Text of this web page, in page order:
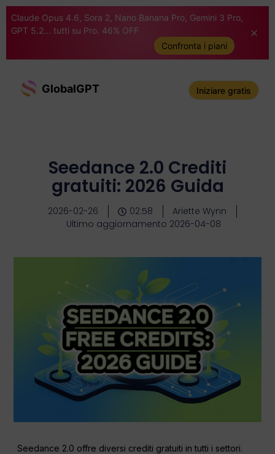
Claude Opus 4.6, Sora 2, Nano Banana Pro, Gemini 3 Pro,
GPT 5.2... tutti su Pro. 46% OFF
Confronta i piani
GlobalGPT Iniziare gratis
Seedance 2.0 Crediti
gratuiti: 2026 Guida
2026-02-26 02:58
Ariette Wynn
Ultimo aggiornamento 2026-04-08
Seedance 2.0 offre diversi crediti gratuiti in tutti i settori.